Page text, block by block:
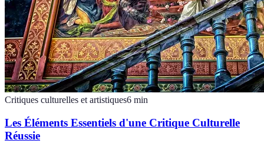
Critiques culturelles et artistiques6 min
Les Éléments Essentiels d'une Critique Culturelle
Réussie